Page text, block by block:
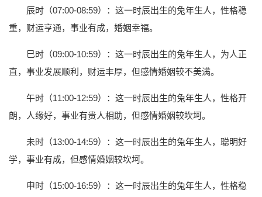
辰时（07:00-08:59）：这一时辰出生的兔年生人，性格稳
重，财运亨通，事业有成，婚姻幸福。
巳时（09:00-10:59）：这一时辰出生的兔年生人，为人正
直，事业发展顺利，财运丰厚，但感情婚姻较不美满。
午时（11:00-12:59）：这一时辰出生的兔年生人，性格开
朗，人缘好，事业有贵人相助，但感情婚姻较坎坷。
未时（13:00-14:59）：这一时辰出生的兔年生人，聪明好
学，事业有成，但感情婚姻较坎坷。
申时（15:00-16:59）：这一时辰出生的兔年生人，性格稳